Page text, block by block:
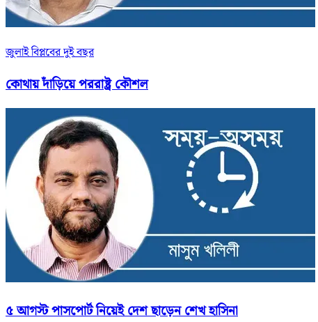
জুলাই বিপ্লবের দুই বছর
কোথায় দাঁড়িয়ে পররাষ্ট্র কৌশল
৫ আগস্ট পাসপোর্ট নিয়েই দেশ ছাড়েন শেখ হাসিনা